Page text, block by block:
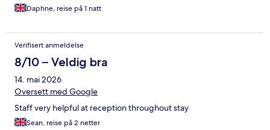
Daphne, reise på 1 natt
Verifisert anmeldelse
8/10 – Veldig bra
14. mai 2026
Oversett med Google
Staff very helpful at reception throughout stay
Sean, reise på 2 netter